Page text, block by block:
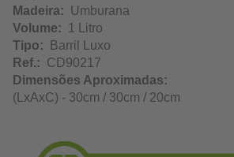
Madeira: Umburana
Volume: 1 Litro
Tipo: Barril Luxo
Ref.: CD90217
Dimensões Aproximadas:
(LxAxC) - 30cm / 30cm / 20cm